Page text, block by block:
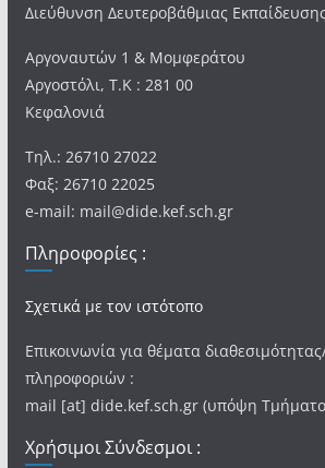
Διεύθυνση Δευτεροβάθμιας
Αργοναυτών 1 & Μομφεράτου
Αργοστόλι, Τ.Κ : 281 00
Κεφαλονιά
Τηλ.: 26710 27022
Φαξ: 26710 22025
e-mail: mail@dide.kef.sch.gr
Πληροφορίες :
Σχετικά με τον ιστότοπο
Επικοινωνία για θέματα
πληροφοριών :
mail [at] dide.kef.sch.gr (υπόψη
Χρήσιμοι Σύνδεσμοι :